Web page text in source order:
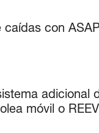
caídas con
adicional
móvil o